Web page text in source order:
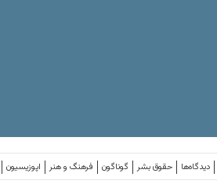
اپوزیسیون فرهنگ و هنر گوناگون حقوق بشر دیدگاه‌ها